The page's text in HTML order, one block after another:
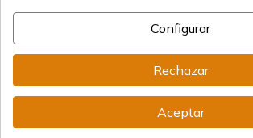
Métodos de pago seguros
Envíos internacionales
Configurar
Rechazar
Aceptar